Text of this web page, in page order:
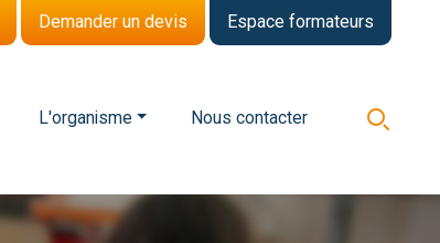
Demander un devis Espace formateurs
L'organisme Nous contacter